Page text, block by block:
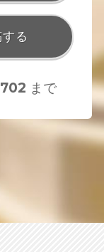
る
まで